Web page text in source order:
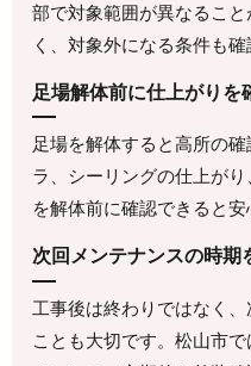
部で対象範囲が異なるこ
く、対象外になる条件も確
足場解体前に仕上がりを
足場を解体すると高所の
ラ、シーリングの仕上が
を解体前に確認できると安
次回メンテナンスの時期
工事後は終わりではなく
ことも大切です。松山市